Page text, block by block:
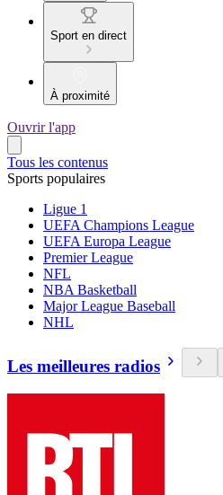
Sport en direct
À proximité
Ouvrir l'app
Tous les contenus
Sports populaires
Ligue 1
UEFA Champions League
UEFA Europa League
Premier League
NFL
NBA Basketball
Major League Baseball
NHL
Les meilleures radios